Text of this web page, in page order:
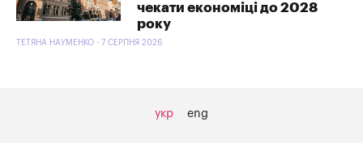
чекати економіці до 2028
року
ТЕТЯНА НАУМЕНКО - 7 СЕРПНЯ 2026
укр eng